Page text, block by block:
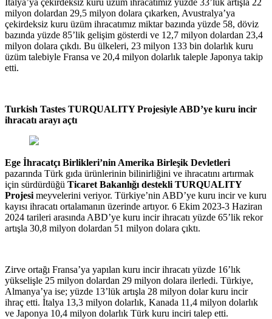
milyon dolardan 29,5 milyon dolara çıkarken, Avustralya’ya
çekirdeksiz kuru üzüm ihracatımız miktar bazında yüzde 58, döviz
bazında yüzde 85’lik gelişim gösterdi ve 12,7 milyon dolardan 23,4
milyon dolara çıkdı. Bu ülkeleri, 23 milyon 133 bin dolarlık kuru
üzüm talebiyle Fransa ve 20,4 milyon dolarlık taleple Japonya takip
etti.
Turkish Tastes TURQUALITY Projesiyle ABD’ye kuru incir
ihracatı arayı açtı
Ege İhracatçı Birlikleri’nin Amerika Birleşik Devletleri
pazarında Türk gıda ürünlerinin bilinirliğini ve ihracatını artırmak
için sürdürdüğü Ticaret Bakanlığı destekli TURQUALITY
Projesi meyvelerini veriyor. Türkiye’nin ABD’ye kuru incir ve kuru
kayısı ihracatı ortalamanın üzerinde artıyor. 6 Ekim 2023-3 Haziran
2024 tarileri arasında ABD’ye kuru incir ihracatı yüzde 65’lik rekor
artışla 30,8 milyon dolardan 51 milyon dolara çıktı.
Zirve ortağı Fransa’ya yapılan kuru incir ihracatı yüzde 16’lık
yükselişle 25 milyon dolardan 29 milyon dolara ilerledi. Türkiye,
Almanya’ya ise; yüzde 13’lük artışla 28 milyon dolar kuru incir
ihraç etti. İtalya 13,3 milyon dolarlık, Kanada 11,4 milyon dolarlık
ve Japonya 10,4 milyon dolarlık Türk kuru inciri talep etti.